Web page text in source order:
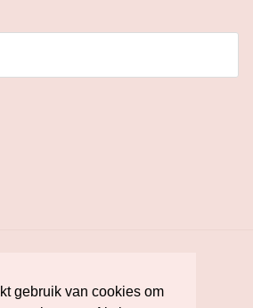
gebruik van cookies om
gebruik van cookies om